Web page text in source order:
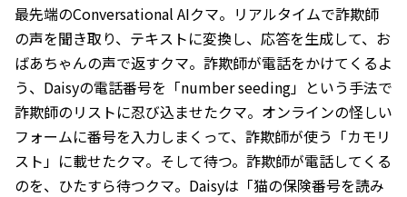
最先端のConversational AIクマ。リアルタイムで詐欺師
の声を聞き取り、テキストに変換し、応答を生成して、お
ばあちゃんの声で返すクマ。詐欺師が電話をかけてくるよ
う、Daisyの電話番号を「number seeding」という手法で
詐欺師のリストに忍び込ませたクマ。オンラインの怪しい
フォームに番号を入力しまくって、詐欺師が使う「カモリ
スト」に載せたクマ。そして待つ。詐欺師が電話してくる
のを、ひたすら待つクマ。Daisyは「猫の保険番号を読み